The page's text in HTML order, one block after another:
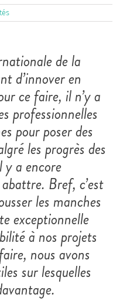
de la
d’innover en
ce faire, il n’y a
professionnelles
pour poser des
les progrès des
y a encore
Bref, c’est
les manches
exceptionnelle
à nos projets
nous avons
sur lesquelles